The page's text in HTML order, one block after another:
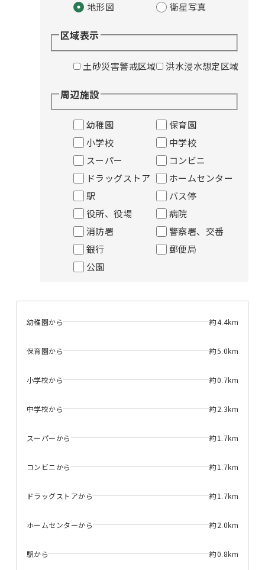
地形図 衛星写真
区域表示
土砂災害警戒区域 洪水浸水想定区域
周辺施設
幼稚園
保育園
小学校
中学校
スーパー
コンビニ
ドラッグストア
ホームセンター
駅
バス停
役所、役場
病院
消防署
警察署、交番
銀行
郵便局
公園
幼稚園から 約4.4km
保育園から 約5.0km
小学校から 約0.7km
中学校から 約2.3km
スーパーから 約1.7km
コンビニから 約1.7km
ドラッグストアから 約1.7km
ホームセンターから 約2.0km
駅から 約0.8km